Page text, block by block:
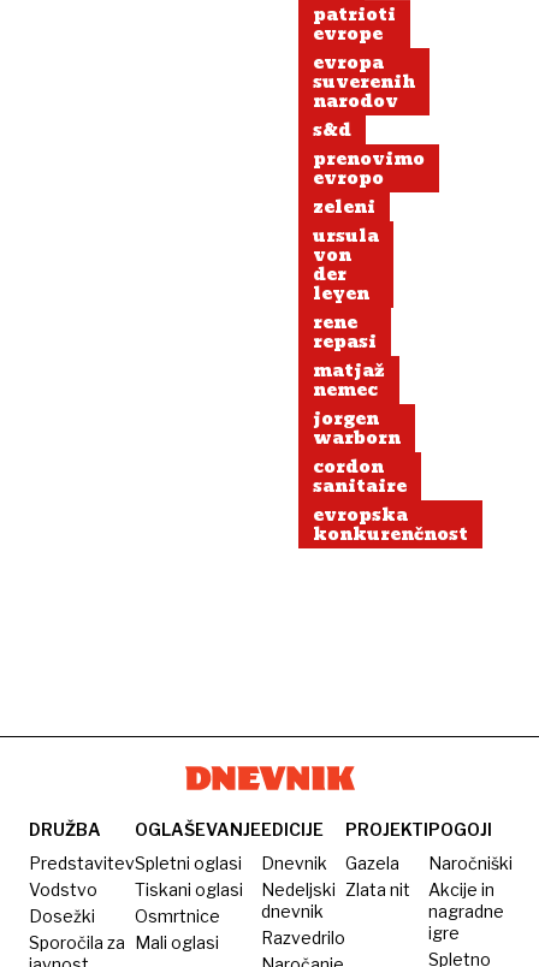
patrioti
evrope
evropa
suverenih
narodov
s&d
prenovimo
evropo
zeleni
ursula
von
der
leyen
rene
repasi
matjaž
nemec
jorgen
warborn
cordon
sanitaire
evropska
konkurenčnost
DRUŽBA
Predstavitev
Vodstvo
Dosežki
Sporočila za
OGLAŠEVANJE
Spletni oglasi
Tiskani oglasi
Osmrtnice
Mali oglasi
EDICIJE
Dnevnik
Nedeljski
dnevnik
Razvedrilo
PROJEKTI
Gazela
Zlata nit
POGOJI
Naročniški
Akcije in
nagradne
igre
Spletno